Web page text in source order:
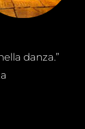
danza.”